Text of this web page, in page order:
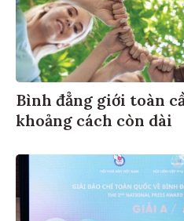
Bình đẳng giới toàn
khoảng cách còn dài